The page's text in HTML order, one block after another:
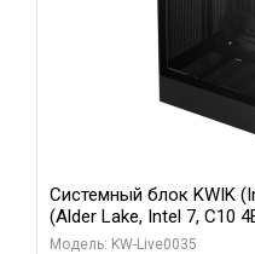
Системный блок KWIK
(Alder Lake, Intel 7, C10
Sinotex GTX1650 4GB
Модель: KW-Live0035